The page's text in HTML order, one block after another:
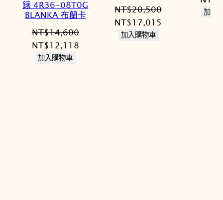
錶 4R36-08T0G
BLANKA 布蘭卡
NT$14,600
原
始
NT$12,118目
加入購物車
NT$20,500
原
始
NT$17,015
加入購物車
始
加入